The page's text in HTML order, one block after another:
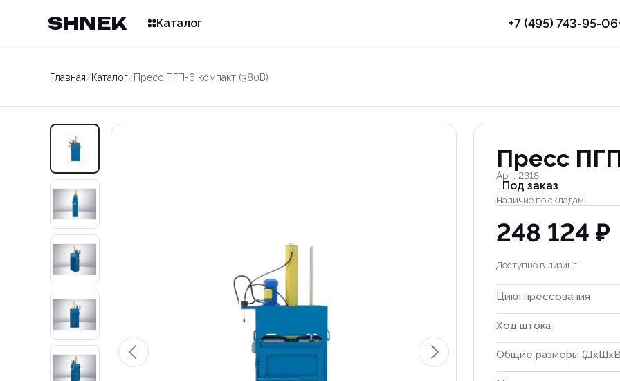
SHNEK Каталог +7 (495) 743-95-06
Главная/Каталог/Пресс ПГП-6 компакт (380В)
Пресс
Арт. 2318
Под заказ
Наличие по складам
248 124 ₽
Доступно в лизинг
Цикл прессования
Ход штока
Общие размеры